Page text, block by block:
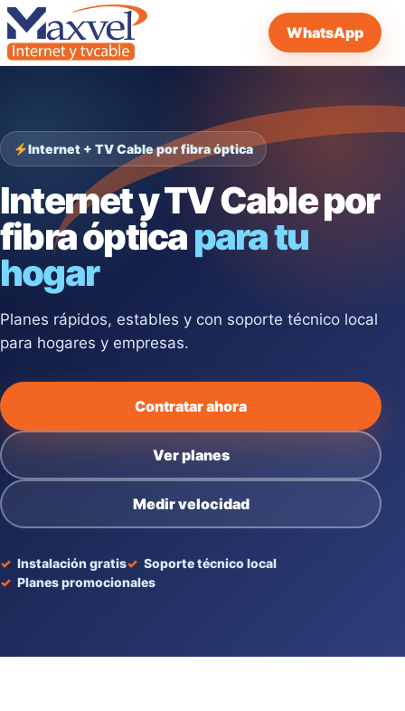
WhatsApp
Internet + TV Cable por fibra óptica
Internet y TV Cable por
fibra ópticapara tu
hogar
Planes rápidos, estables y con soporte técnico local
para hogares y empresas.
Contratar ahora
Ver planes
Medir velocidad
Instalación gratis
Soporte técnico local
Planes promocionales